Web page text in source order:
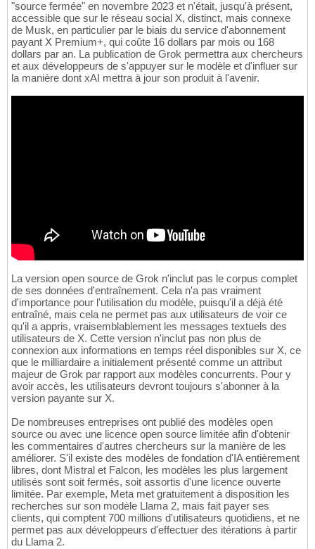
"source fermée" en novembre 2023 et n'était, jusqu'à présent,
accessible que sur le réseau social X, distinct, mais connexe
de Musk, en particulier par le biais du service d'abonnement
payant X Premium+, qui coûte 16 dollars par mois ou 168
dollars par an. La publication de Grok permettra aux chercheurs
et aux développeurs de s'appuyer sur le modèle et d'influer sur
la manière dont xAI mettra à jour son produit à l'avenir.
La version open source de Grok n'inclut pas le corpus complet
de ses données d'entraînement. Cela n'a pas vraiment
d'importance pour l'utilisation du modèle, puisqu'il a déjà été
entraîné, mais cela ne permet pas aux utilisateurs de voir ce
qu'il a appris, vraisemblablement les messages textuels des
utilisateurs de X. Cette version n'inclut pas non plus de
connexion aux informations en temps réel disponibles sur X, ce
que le milliardaire a initialement présenté comme un attribut
majeur de Grok par rapport aux modèles concurrents. Pour y
avoir accès, les utilisateurs devront toujours s'abonner à la
version payante sur X.
De nombreuses entreprises ont publié des modèles open
source ou avec une licence open source limitée afin d'obtenir
les commentaires d'autres chercheurs sur la manière de les
améliorer. S'il existe des modèles de fondation d'IA entièrement
libres, dont Mistral et Falcon, les modèles les plus largement
utilisés sont soit fermés, soit assortis d'une licence ouverte
limitée. Par exemple, Meta met gratuitement à disposition les
recherches sur son modèle Llama 2, mais fait payer ses
clients, qui comptent 700 millions d'utilisateurs quotidiens, et ne
permet pas aux développeurs d'effectuer des itérations à partir
du Llama 2.